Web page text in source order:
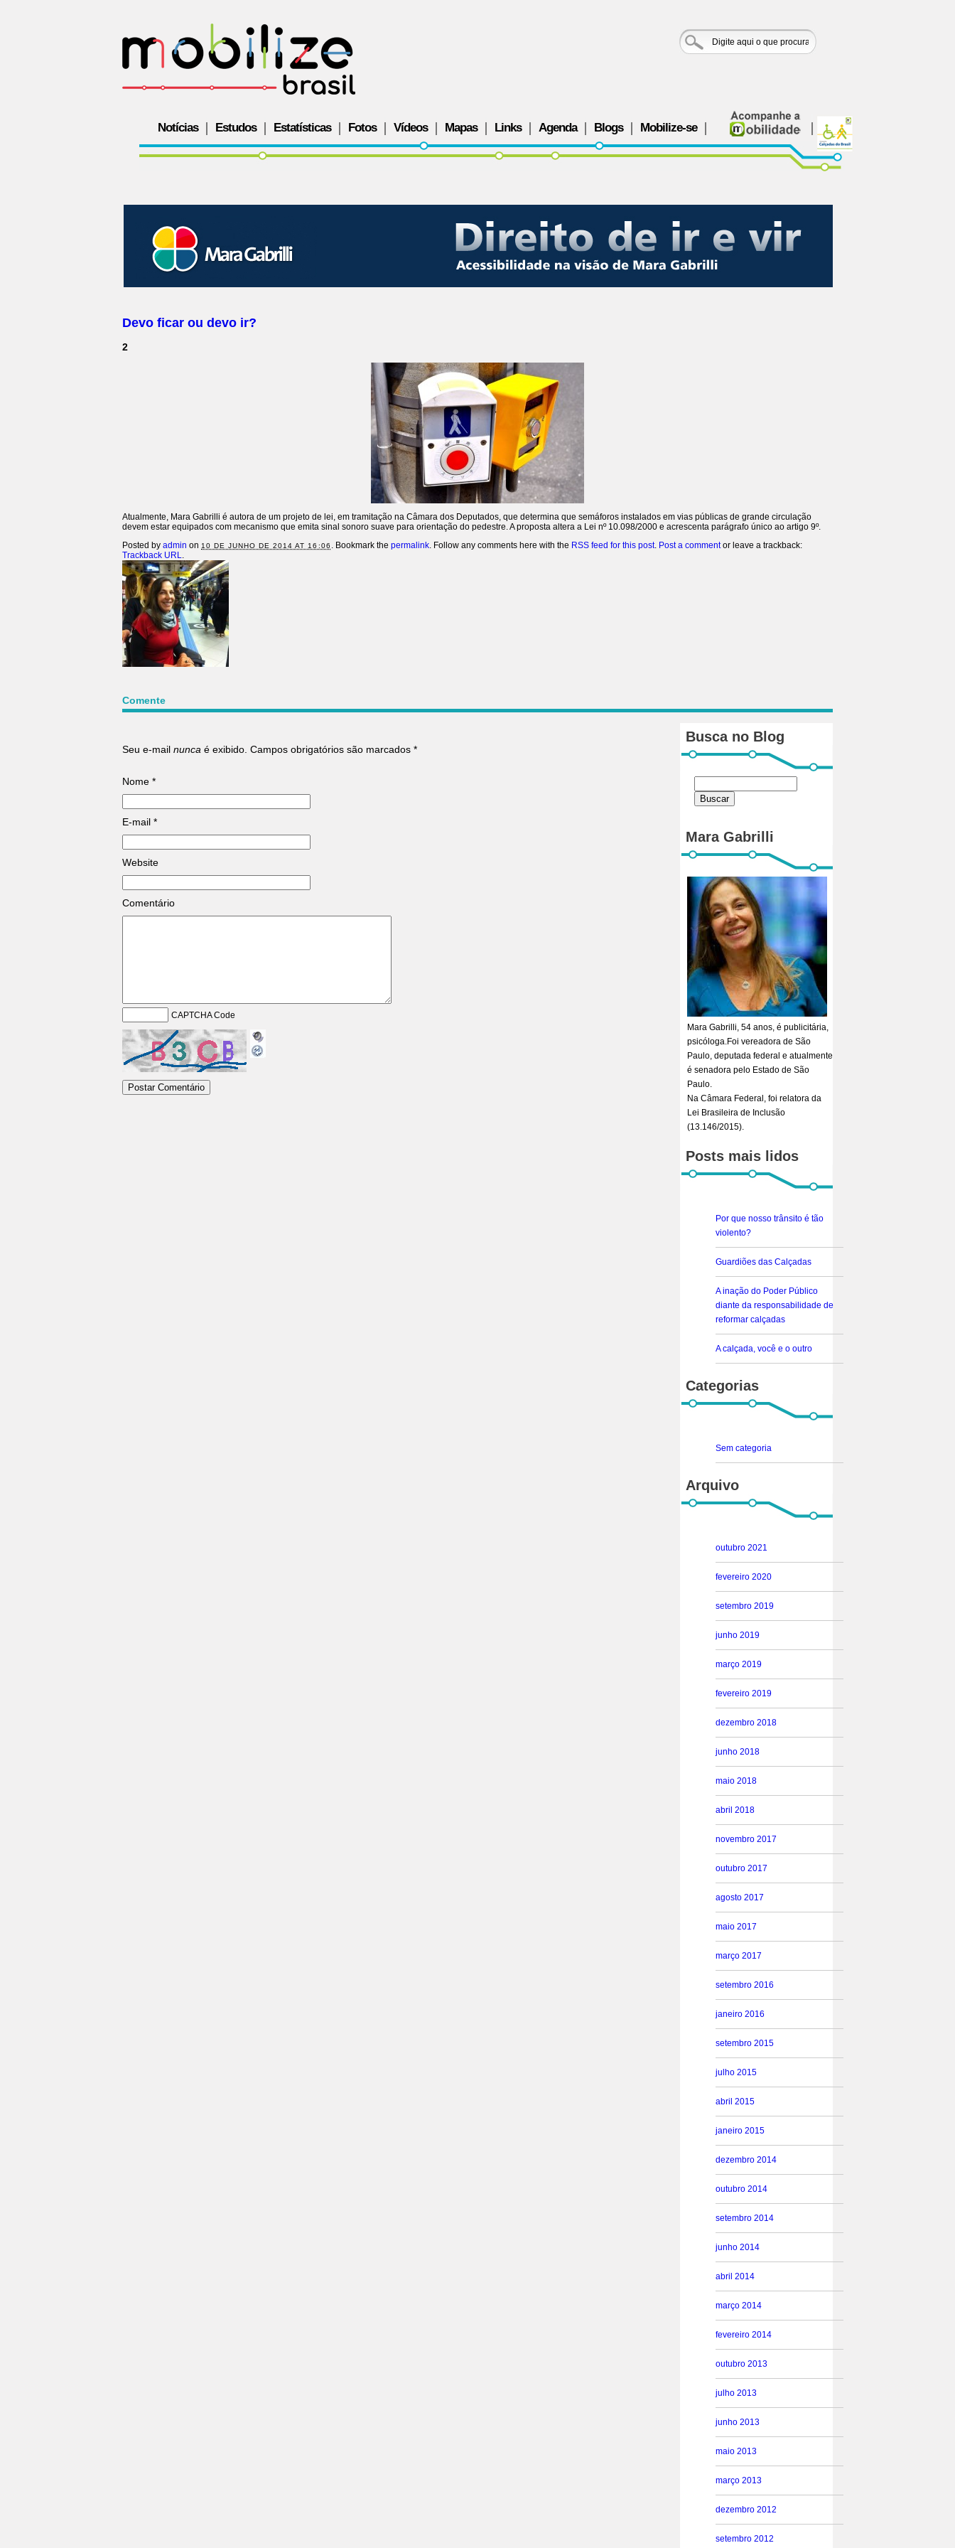
Notícias Estudos Estatísticas Fotos Vídeos Mapas Links Agenda Blogs Mobilize-se
Devo ficar ou devo ir?
2
Atualmente, Mara Gabrilli é autora de um projeto de lei, em tramitação na Câmara dos Deputados, que determina que semáforos instalados em vias públicas de grande circulação
devem estar equipados com mecanismo que emita sinal sonoro suave para orientação do pedestre. A proposta altera a Lei nº 10.098/2000 e acrescenta parágrafo único ao artigo 9º.
Posted by admin on 10 DE JUNHO DE 2014 AT 16:06 . Bookmark the permalink. Follow any comments here with the RSS feed for this post. Post a commentor leave a trackback:
Trackback URL.
Comente
Seu e-mail nunca é exibido. Campos obrigatórios são marcados *
Nome *
E-mail *
Website
Comentário
CAPTCHA Code
Busca no Blog
Mara Gabrilli
Mara Gabrilli, 54 anos, é publicitária,
psicóloga.Foi vereadora de São
Paulo, deputada federal e atualmente
é senadora pelo Estado de São
Paulo.
Na Câmara Federal, foi relatora da
Lei Brasileira de Inclusão
(13.146/2015).
Posts mais lidos
Por que nosso trânsito é tão
violento?
Guardiões das Calçadas
A inação do Poder Público
diante da responsabilidade de
reformar calçadas
A calçada, você e o outro
Categorias
Sem categoria
Arquivo
outubro 2021
fevereiro 2020
setembro 2019
junho 2019
março 2019
fevereiro 2019
dezembro 2018
junho 2018
maio 2018
abril 2018
novembro 2017
outubro 2017
agosto 2017
maio 2017
março 2017
setembro 2016
janeiro 2016
setembro 2015
julho 2015
abril 2015
janeiro 2015
dezembro 2014
outubro 2014
setembro 2014
junho 2014
abril 2014
março 2014
fevereiro 2014
outubro 2013
julho 2013
junho 2013
maio 2013
março 2013
dezembro 2012
setembro 2012